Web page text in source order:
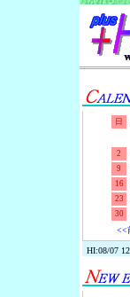
日
2
9
16
23
30
<<